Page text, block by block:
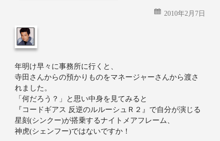
2010年2月7日
年明け早々に事務所に行くと、
寺田さんからの預かりものをマネージャーさんから渡さ
れました。
「何だろう？」と思い中身を見てみると
『コードギアス 反逆のルルーシュＲ２』で自分が演じる
星刻(シンクー)が搭乗するナイトメアフレーム、
神虎(シェンフー)ではないですか！